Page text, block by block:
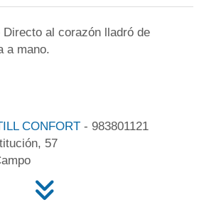
Directo al corazón lladró de
a mano.
CONFORT - 983801121
57